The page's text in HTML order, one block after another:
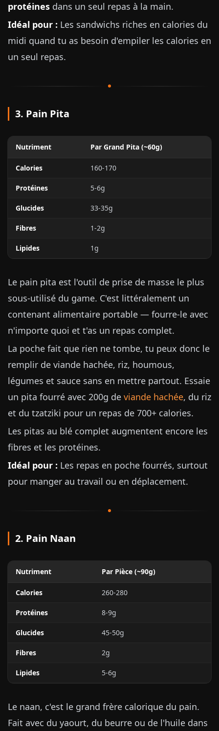
protéines dans un seul repas à la main.
Idéal pour : Les sandwichs riches en calories du
midi quand tu as besoin d'empiler les calories en
un seul repas.
3. Pain Pita
Nutriment Par Grand Pita (~60g)
Calories 160-170
Protéines 5-6g
Glucides 33-35g
Fibres 1-2g
Lipides 1g
Le pain pita est l'outil de prise de masse le plus
sous-utilisé du game. C'est littéralement un
contenant alimentaire portable — fourre-le avec
n'importe quoi et t'as un repas complet.
La poche fait que rien ne tombe, tu peux donc le
remplir de viande hachée, riz, houmous,
légumes et sauce sans en mettre partout. Essaie
un pita fourré avec 200g de viande hachée, du riz
et du tzatziki pour un repas de 700+ calories.
Les pitas au blé complet augmentent encore les
fibres et les protéines.
Idéal pour : Les repas en poche fourrés, surtout
pour manger au travail ou en déplacement.
2. Pain Naan
Nutriment Par Pièce (~90g)
Calories 260-280
Protéines 8-9g
Glucides 45-50g
Fibres 2g
Lipides 5-6g
Le naan, c'est le grand frère calorique du pain.
Fait avec du yaourt, du beurre ou de l'huile dans